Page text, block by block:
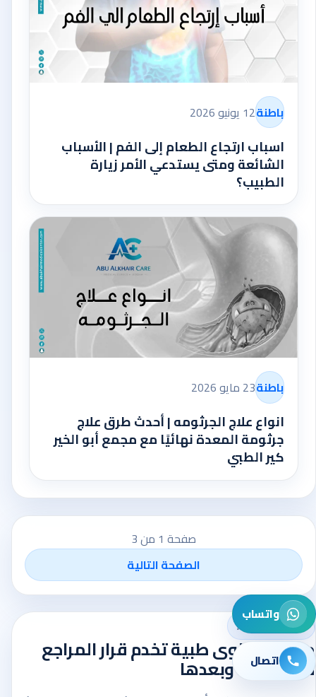
باطنة12 يونيو 2026
اسباب ارتجاع الطعام إلى الفم | الأسباب
الشائعة ومتى يستدعي الأمر زيارة
الطبيب؟
باطنة23 مايو 2026
انواع علاج الجرثومه | أحدث طرق علاج
جرثومة المعدة نهائيًا مع مجمع أبو الخير
كير الطبي
صفحة 1 من 3
الصفحة التالية
واتساب
اتصال
AbuKhair Care
منصة محتوى طبية تخدم قرار المراجع
قبل الزيارة وبعدها